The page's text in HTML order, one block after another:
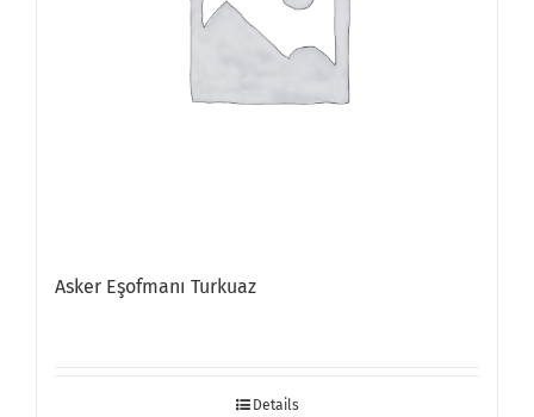
Asker Eşofmanı Turkuaz
Details